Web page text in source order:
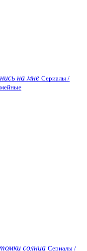
на мне Сериалы /
солнца Сериалы /